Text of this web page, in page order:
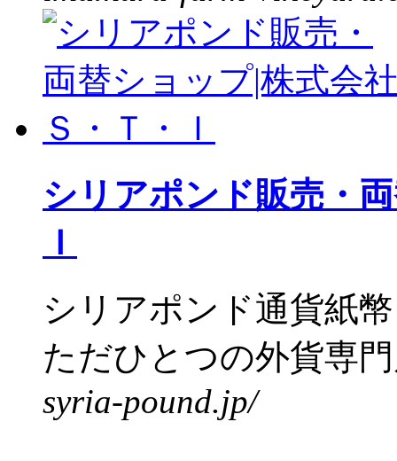
シリアポンド販売・
Ｉ
シリアポンド通貨紙
ただひとつの外貨専
syria-pound.jp/